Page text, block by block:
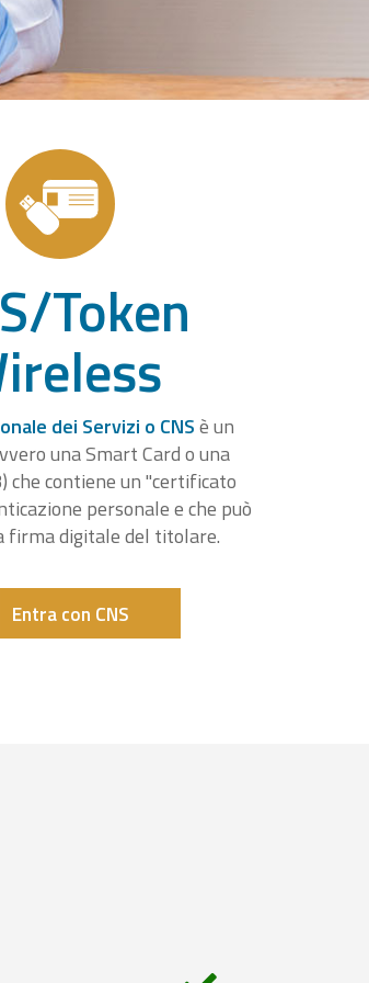
Token
dei Servizi o CNSè un
una Smart Card o una
che contiene un "certificato
personale e che può
firma digitale del titolare.
Entra con CNS